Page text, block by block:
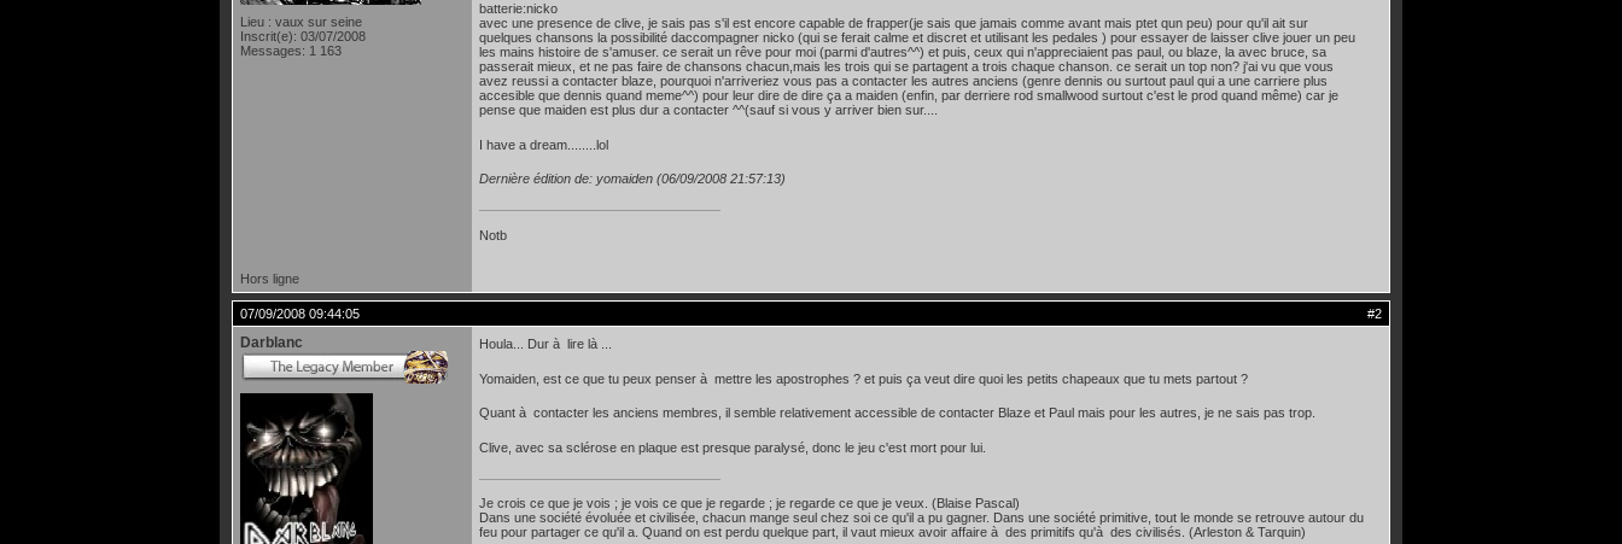
Lieu : vaux sur seine
Inscrit(e): 03/07/2008
Messages: 1 163
batterie:nicko
avec une presence de clive, je sais pas s'il est encore capable de frapper(je sais que jamais comme avant mais ptet qun peu) pour qu'il ait sur
quelques chansons la possibilité daccompagner nicko (qui se ferait calme et discret et utilisant les pedales ) pour essayer de laisser clive jouer un peu
les mains histoire de s'amuser. ce serait un rêve pour moi (parmi d'autres^^) et puis, ceux qui n'appreciaient pas paul, ou blaze, la avec bruce, sa
passerait mieux, et ne pas faire de chansons chacun,mais les trois qui se partagent a trois chaque chanson. ce serait un top non? j'ai vu que vous
avez reussi a contacter blaze, pourquoi n'arriveriez vous pas a contacter les autres anciens (genre dennis ou surtout paul qui a une carriere plus
accesible que dennis quand meme^^) pour leur dire de dire ça a maiden (enfin, par derriere rod smallwood surtout c'est le prod quand même) car je
pense que maiden est plus dur a contacter ^^(sauf si vous y arriver bien sur....
I have a dream........lol
Dernière édition de: yomaiden (06/09/2008 21:57:13)
Notb
Hors ligne
#2
07/09/2008 09:44:05
Darblanc Houla... Dur à lire là ...
Yomaiden, est ce que tu peux penser à mettre les apostrophes ? et puis ça veut dire quoi les petits chapeaux que tu mets partout ?
Quant à contacter les anciens membres, il semble relativement accessible de contacter Blaze et Paul mais pour les autres, je ne sais pas trop.
Clive, avec sa sclérose en plaque est presque paralysé, donc le jeu c'est mort pour lui.
Je crois ce que je vois ; je vois ce que je regarde ; je regarde ce que je veux. (Blaise Pascal)
Dans une société évoluée et civilisée, chacun mange seul chez soi ce qu'il a pu gagner. Dans une société primitive, tout le monde se retrouve autour du
feu pour partager ce qu'il a. Quand on est perdu quelque part, il vaut mieux avoir affaire à des primitifs qu'à des civilisés. (Arleston & Tarquin)